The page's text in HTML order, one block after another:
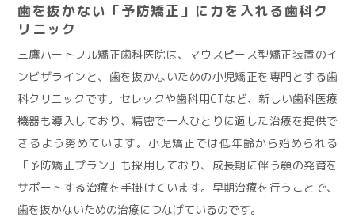
歯を抜かない「予防矯正」に力を入れる歯科ク
リニック
三鷹ハートフル矯正歯科医院は、マウスピース型矯正装置のイ
ンビザラインと、歯を抜かないための小児矯正を専門とする歯
科クリニックです。セレックや歯科用CTなど、新しい歯科医療
機器も導入しており、精密で一人ひとりに適した治療を提供で
きるよう努めています。小児矯正では低年齢から始められる
「予防矯正プラン」も採用しており、成長期に伴う顎の発育を
サポートする治療を手掛けています。早期治療を行うことで、
歯を抜かないための治療につなげているのです。